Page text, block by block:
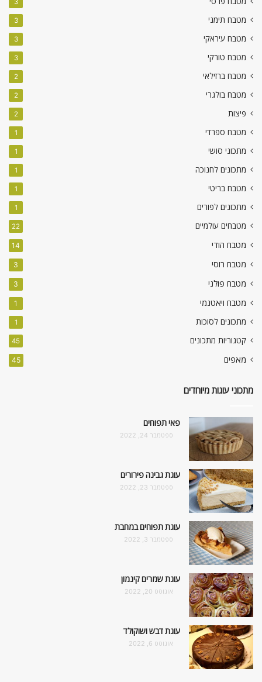
מטבח תימני 3
מטבח עיראקי 3
מטבח טורקי 3
מטבח ברזילאי 2
מטבח בולגרי 2
פיצות 2
מטבח ספרדי 1
מתכוני סושי 1
מתכונים לחנוכה 1
מטבח בריטי 1
מתכונים לפורים 1
מטבחים עולמיים 22
מטבח הודי 14
מטבח רוסי 3
מטבח פולני 3
מטבח ויאטנמי 1
מתכונים לסוכות 1
קטגוריות מתכונים 45
מאפים 45
מתכוני עוגות מיוחדים
פאי תפוחים
ספטמבר 24, 2022
עוגת גבינה פירורים
ספטמבר 23, 2022
עוגת תפוחים במחבת
ספטמבר 3, 2022
עוגת שמרים קינמון
אוגוסט 20, 2022
עוגת דבש ושוקולד
אוגוסט 6, 2022